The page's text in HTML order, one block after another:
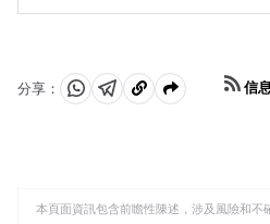
求會增加。如果鐵礦石價格下
影響澳元價值的另一個因素。
品的支出。因此，凈貿易余額
余額為負則會產生相反的效果。
分享：
分 分 複
信
本頁面資訊包含前瞻性陳述，涉及風險和不